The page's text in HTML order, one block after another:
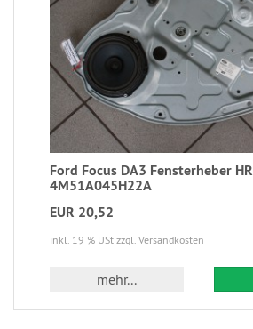
Ford Focus DA3 Fensterheber HR
4M51A045H22A
EUR 20,52
inkl. 19 % USt zzgl. Versandkosten
mehr...